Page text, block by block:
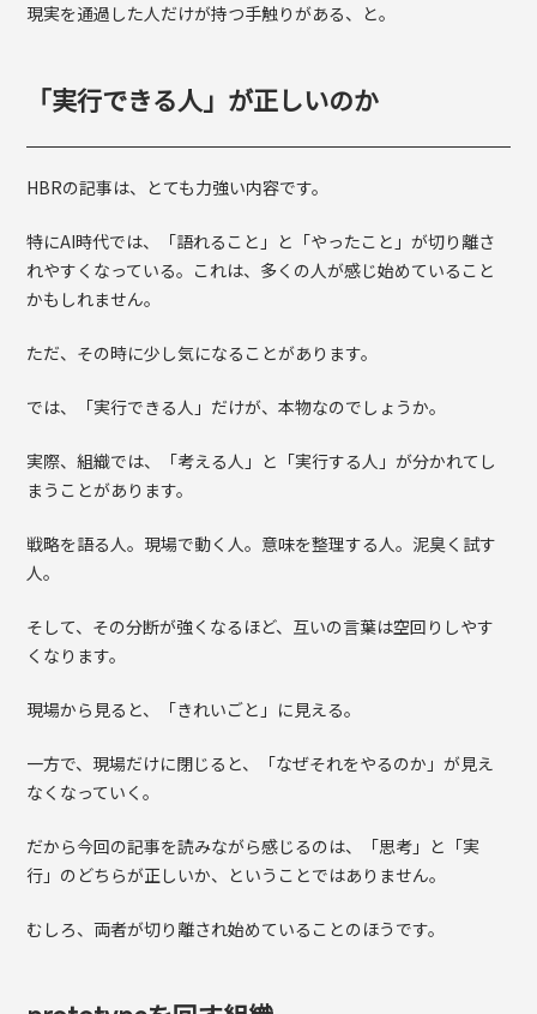
現実を通過した人だけが持つ手触りがある、と。
「実行できる人」が正しいのか
HBRの記事は、とても力強い内容です。
特にAI時代では、「語れること」と「やったこと」が切り離さ
れやすくなっている。これは、多くの人が感じ始めていること
かもしれません。
ただ、その時に少し気になることがあります。
では、「実行できる人」だけが、本物なのでしょうか。
実際、組織では、「考える人」と「実行する人」が分かれてし
まうことがあります。
戦略を語る人。現場で動く人。意味を整理する人。泥臭く試す
人。
そして、その分断が強くなるほど、互いの言葉は空回りしやす
くなります。
現場から見ると、「きれいごと」に見える。
一方で、現場だけに閉じると、「なぜそれをやるのか」が見え
なくなっていく。
だから今回の記事を読みながら感じるのは、「思考」と「実
行」のどちらが正しいか、ということではありません。
むしろ、両者が切り離され始めていることのほうです。